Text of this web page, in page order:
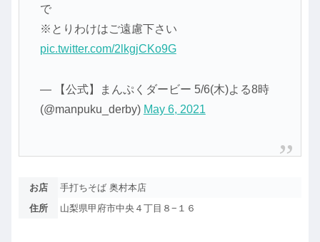
で
※とりわけはご遠慮下さい
pic.twitter.com/2lkgjCKo9G
— 【公式】まんぷくダービー 5/6(木)よる8時
(@manpuku_derby) May 6, 2021
お店
手打ちそば 奥村本店
住所
山梨県甲府市中央４丁目８−１６